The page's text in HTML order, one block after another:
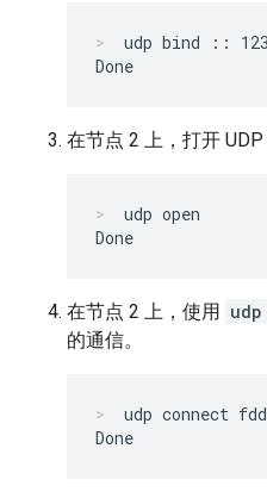
udp bind ::
在节点 2 上，打开 UDP
udp open
在节点 2 上，使用
的通信。
udp connect